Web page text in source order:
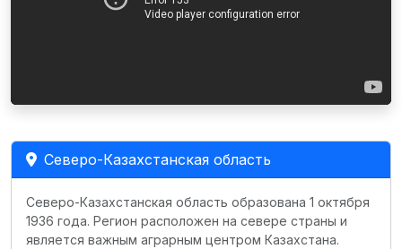
Северо-Казахстанская область
Северо-Казахстанская область образована 1 октября
1936 года. Регион расположен на севере страны и
является важным аграрным центром Казахстана.